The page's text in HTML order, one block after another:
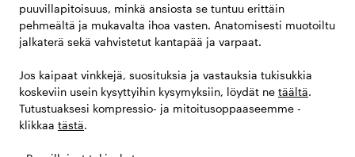
puuvillapitoisuus, minkä ansiosta se tuntuu erittäin
pehmeältä ja mukavalta ihoa vasten. Anatomisesti muotoiltu
jalkaterä sekä vahvistetut kantapää ja varpaat.
Jos kaipaat vinkkejä, suosituksia ja vastauksia tukisukkia
koskeviin usein kysyttyihin kysymyksiin, löydät ne täältä.
Tutustuaksesi kompressio- ja mitoitusoppaaseemme -
klikkaa tästä.